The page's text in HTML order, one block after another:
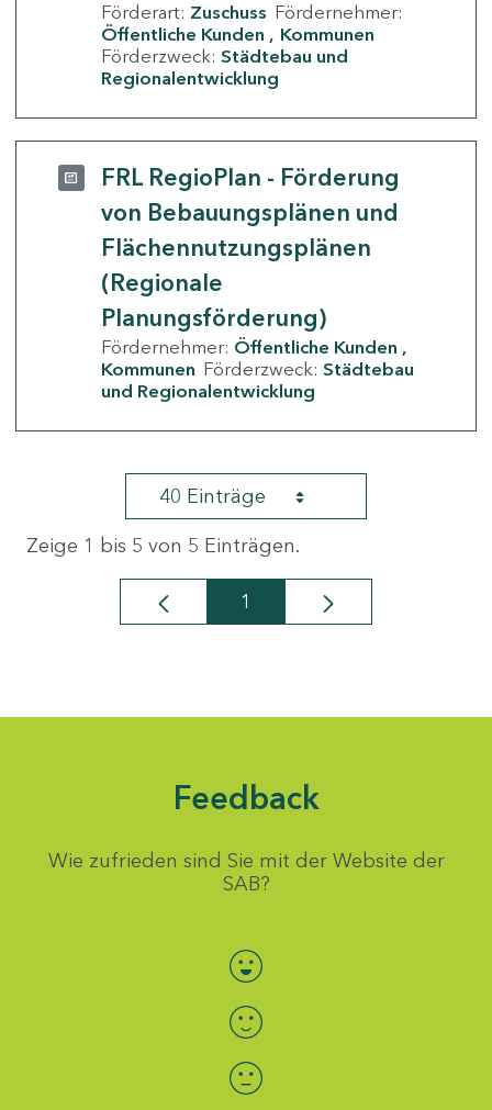
Förderart: Zuschuss Fördernehmer:
Öffentliche Kunden
Kommunen
Förderzweck: Städtebau und
Regionalentwicklung
FRL RegioPlan - Förderung
von Bebauungsplänen und
Flächennutzungsplänen
(Regionale
Planungsförderung)
Fördernehmer: Öffentliche Kunden
Kommunen Förderzweck: Städtebau
und Regionalentwicklung
40 Einträge
Zeige 1 bis 5 von 5 Einträgen.
Seite
1
Feedback
Wie zufrieden sind Sie mit der Website der
SAB?
Bewertung auswählen